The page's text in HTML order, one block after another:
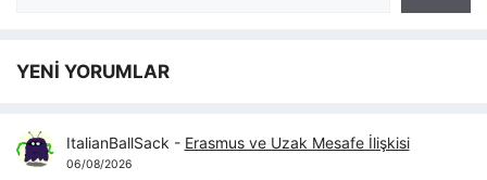
YENİ YORUMLAR
ItalianBallSack - Erasmus ve Uzak Mesafe İlişkisi
06/08/2026